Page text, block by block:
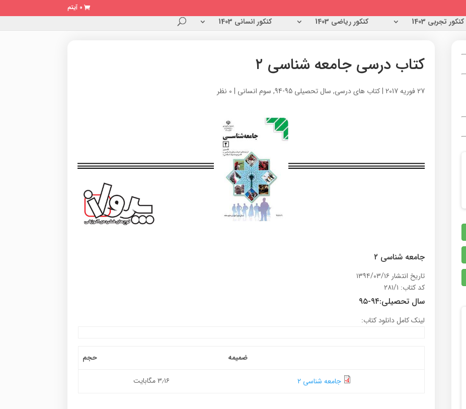
0 آیتم
کنکور تجربی 1403 کنکور ریاضی 1403 کنکور انسانی 1403
کتاب درسی جامعه شناسی ۲
27 فوریه 2017 |کتاب های درسی, سال تحصیلی 95-94 , سوم انسانی | 0 نظر
جامعه شناسی ۲
تاریخ انتشار ۱۳۹۴/۰۳/۱۶
کد کتاب: ۲۸۱/۱
سال تحصیلی:۹۴-۹۵
لینک کامل دانلود کتاب:
ضمیمه حجم
جامعه شناسی ۲ ۳٫۱۶ مگابایت